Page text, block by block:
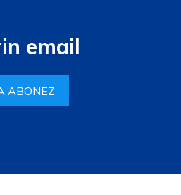
email
ABONEZ